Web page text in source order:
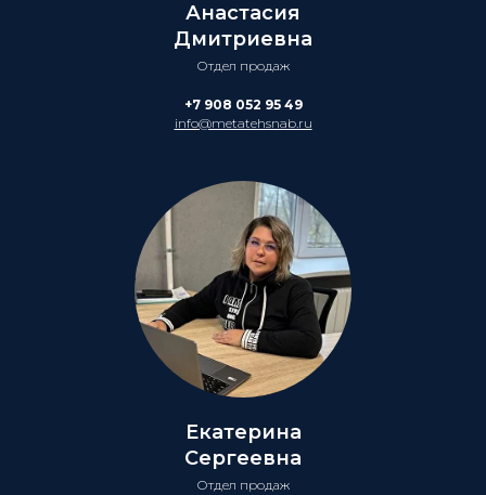
Анастасия
Дмитриевна
Отдел продаж
+7 908 052 95 49
info@metatehsnab.ru
Екатерина
Сергеевна
Отдел продаж